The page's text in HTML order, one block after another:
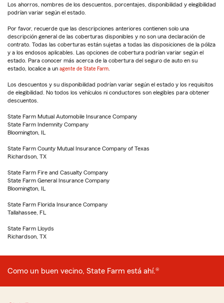
Los ahorros, nombres de los descuentos, porcentajes, disponibilidad y elegibilidad
podrían variar según el estado.
Por favor, recuerde que las descripciones anteriores contienen solo una
descripción general de las coberturas disponibles y no son una declaración de
contrato. Todas las coberturas están sujetas a todas las disposiciones de la póliza
y a los endosos aplicables. Las opciones de cobertura podrían variar según el
estado. Para conocer más acerca de la cobertura del seguro de auto en su
estado, localice a un agente de State Farm
Los descuentos y su disponibilidad podrían variar según el estado y los requisitos
de elegibilidad. No todos los vehículos ni conductores son elegibles para obtener
descuentos.
State Farm Mutual Automobile Insurance Company
State Farm Indemnity Company
Bloomington, IL
State Farm County Mutual Insurance Company of Texas
Richardson, TX
State Farm Fire and Casualty Company
State Farm General Insurance Company
Bloomington, IL
State Farm Florida Insurance Company
Tallahassee, FL
State Farm Lloyds
Richardson, TX
Como un buen vecino, State Farm está ahí.®